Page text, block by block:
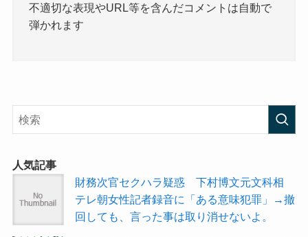
不適切な表現やURL等を含んだコメントは自動で
弾かれます
人気記事
財務次官セクハラ疑惑 下村博文元文科相
テレ朝女性記者録音に「ある意味犯罪」→撤
回しても、言った事は取り消せないよ。